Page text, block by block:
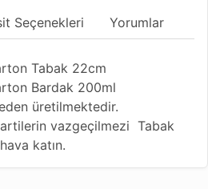
Seçenekleri Yorumlar
Tabak 22cm
Bardak 200ml
üretilmektedir.
vazgeçilmezi Tabak
katın.